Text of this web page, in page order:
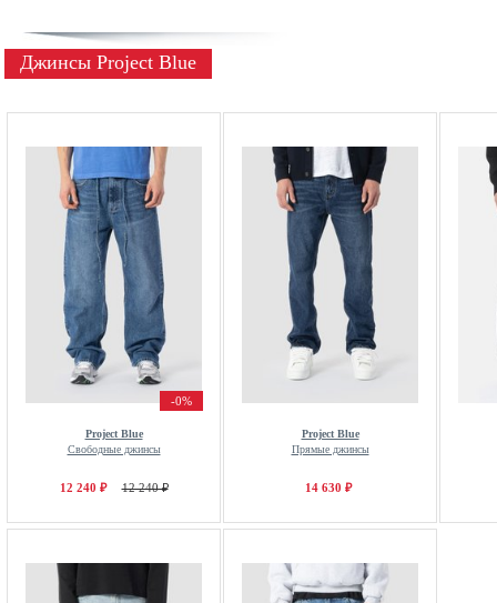
Джинсы Project Blue
-0%
Project Blue
Свободные джинсы
12 240 ₽ 12 240 ₽
Project Blue
Прямые джинсы
14 630 ₽